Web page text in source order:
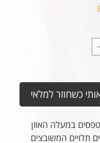
כשחוזר למלאי
במעלה האוזן
תלויים המשובצים